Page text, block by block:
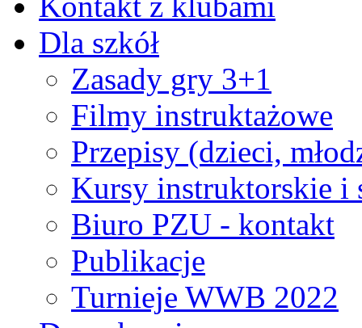
Dla szkół
Zasady gry 3+1
Filmy instruktażowe
Przepisy (dzieci,
Kursy instruktorskie i
Biuro PZU - kontakt
Publikacje
Turnieje WWB 2022